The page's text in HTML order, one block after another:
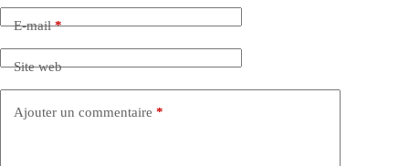
E-mail*
Site web
Ajouter un commentaire *